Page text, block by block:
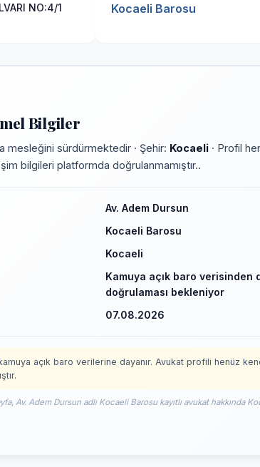
NO:4/1
Kocaeli Barosu
Bilgiler
mesleğini sürdürmektedir · Şehir: Kocaeli · Profil
bilgileri platformda doğrulanmamıştır..
Av. Adem Dursun
Kocaeli Barosu
Kocaeli
Kamuya açık baro
doğrulaması bekleniyor
07.08.2026
açık baro verilerine dayanır. Avukat profili henüz
Av. Adem Dursun adlı Kocaeli Barosu kayıtlı avukat hakkında